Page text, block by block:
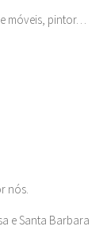
móveis, pintor…
nós.
e Santa Barbara